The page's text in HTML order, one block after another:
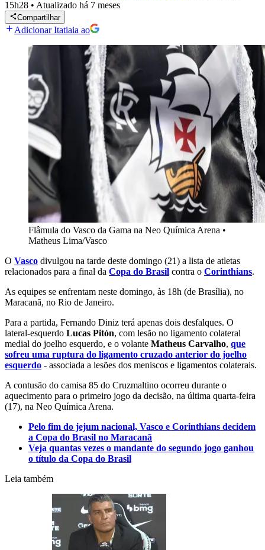
15h28 • Atualizado há 7 meses
Compartilhar
Adicionar Itatiaia ao
Flâmula do Vasco da Gama na Neo Química Arena •
Matheus Lima/Vasco
O Vasco divulgou na tarde deste domingo (21) a lista de atletas
relacionados para a final da Copa do Brasil contra o Corinthians.
As equipes se enfrentam neste domingo, às 18h (de Brasília), no
Maracanã, no Rio de Janeiro.
Para a partida, Fernando Diniz terá apenas dois desfalques. O
lateral-esquerdo Lucas Pitón, com lesão no ligamento colateral
medial do joelho esquerdo, e o volante Matheus Carvalho, que
sofreu uma ruptura do ligamento cruzado anterior do joelho
esquerdo - associada a lesões dos meniscos e ligamentos colaterais.
A contusão do camisa 85 do Cruzmaltino ocorreu durante o
aquecimento para o primeiro jogo da decisão, na última quarta-feira
(17), na Neo Química Arena.
Pelo fim do jejum nacional, Vasco e Corinthians decidem
a Copa do Brasil no Maracanã
Veja quantas vezes o mandante do segundo jogo ganhou
o título da Copa do Brasil
Leia também